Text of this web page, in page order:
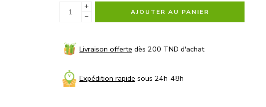
+
−
AJOUTER AU PANIER
Livraison offerte dès 200 TND d'achat
Expédition rapide sous 24h-48h